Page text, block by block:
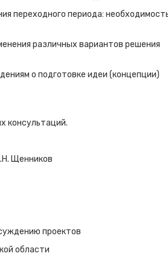
переходного периода:
различных вариантов решения
о подготовке идеи (концепции)
консультаций.
проектов
области